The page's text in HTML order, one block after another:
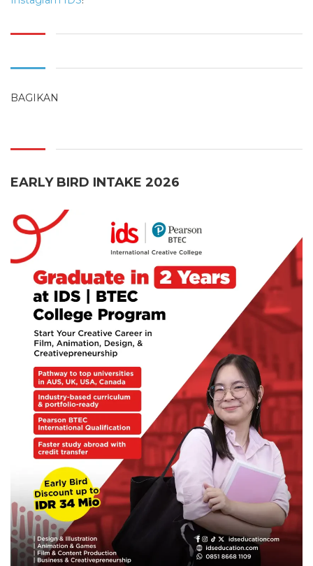
BAGIKAN
EARLY BIRD INTAKE 2026